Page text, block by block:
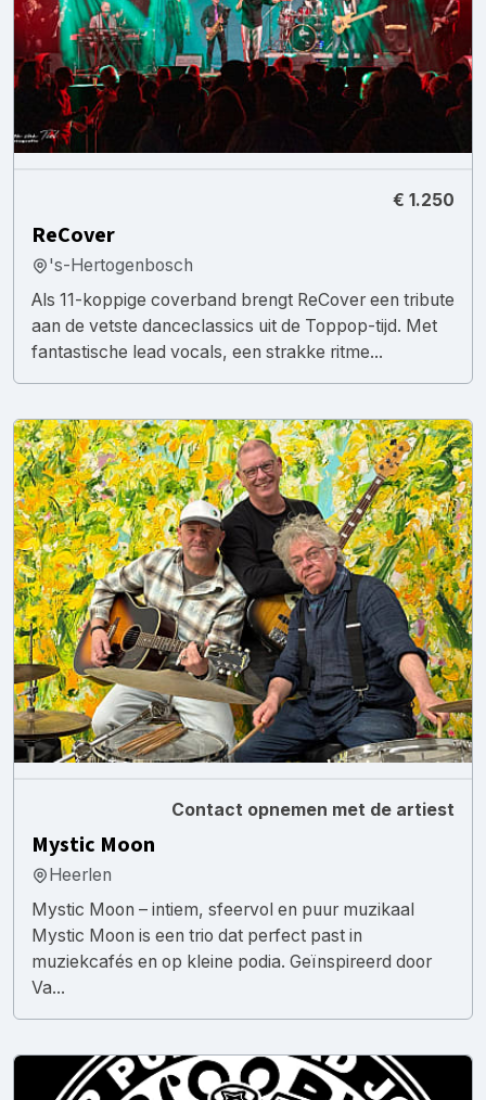
€ 1.250
ReCover
's-Hertogenbosch
Als 11-koppige coverband brengt ReCover een tribute
aan de vetste danceclassics uit de Toppop-tijd. Met
fantastische lead vocals, een strakke ritme...
Contact opnemen met de artiest
Mystic Moon
Heerlen
Mystic Moon – intiem, sfeervol en puur muzikaal
Mystic Moon is een trio dat perfect past in
muziekcafés en op kleine podia. Geïnspireerd door
Va...